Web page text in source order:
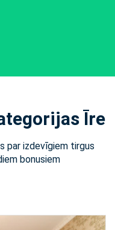
Īre
par izdevīgiem tirgus
bonusiem